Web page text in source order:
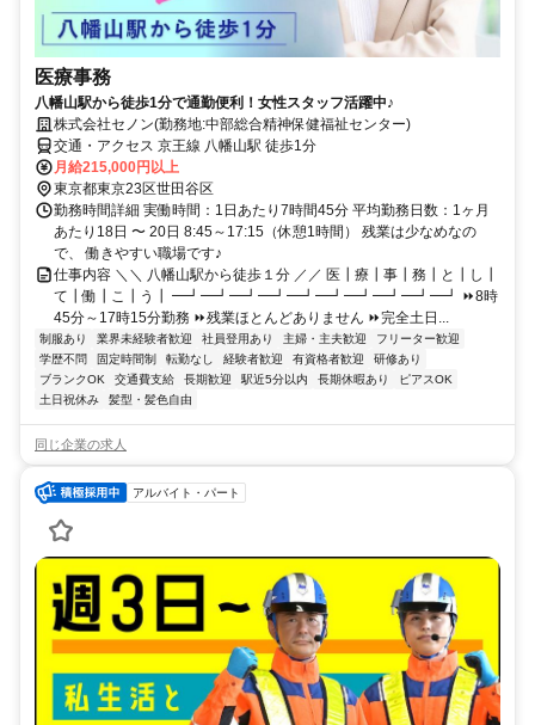
医療事務
八幡山駅から徒歩1分で通勤便利！女性スタッフ活躍中♪
株式会社セノン(勤務地:中部総合精神保健福祉センター)
交通・アクセス 京王線 八幡山駅 徒歩1分
月給215,000円以上
東京都東京23区世田谷区
勤務時間詳細 実働時間：1日あたり7時間45分 平均勤務日数：1ヶ月
あたり18日 〜 20日 8:45～17:15（休憩1時間） 残業は少なめなの
で、 働きやすい職場です♪
仕事内容 ＼＼ 八幡山駅から徒歩１分 ／／ 医┃療┃事┃務┃と┃し┃
て┃働┃こ┃う┃ ━┛━┛━┛━┛━┛━┛━┛━┛━┛━┛ ⏩8時
45分～17時15分勤務 ⏩残業ほとんどありません ⏩完全土日...
制服あり 業界未経験者歓迎 社員登用あり 主婦・主夫歓迎
フリーター歓迎
学歴不問
固定時間制 転勤なし 経験者歓迎 有資格者歓迎
研修あり
ブランクOK
交通費支給 長期歓迎 駅近5分以内 長期休暇あり
ピアスOK
土日祝休み
髪型・髪色自由
同じ企業の求人
アルバイト・パート